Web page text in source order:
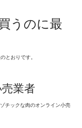
うのに最
とおりです。
業者
チックな肉のオンライン小売